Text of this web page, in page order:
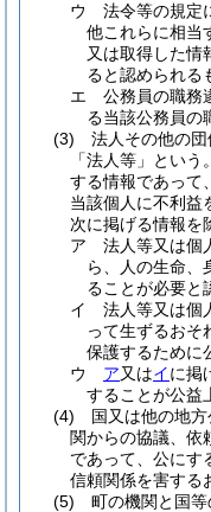
ウ
法令等の規定
他これらに相当
又は取得した情
ると認められる
エ
公務員の職務
る当該公務員の
(3)
法人その他の団
「法人等」という
する情報であって
当該個人に不利益
次に掲げる情報を
ア
法人等又は個
ら、人の生命、
ることが必要と
イ
法人等又は個
って生ずるおそ
保護するために
ウ
ア又はイに掲
することが公益
(4)
国又は他の地
関からの協議、依
であって、公にす
信頼関係を害する
(5)
町の機関と国